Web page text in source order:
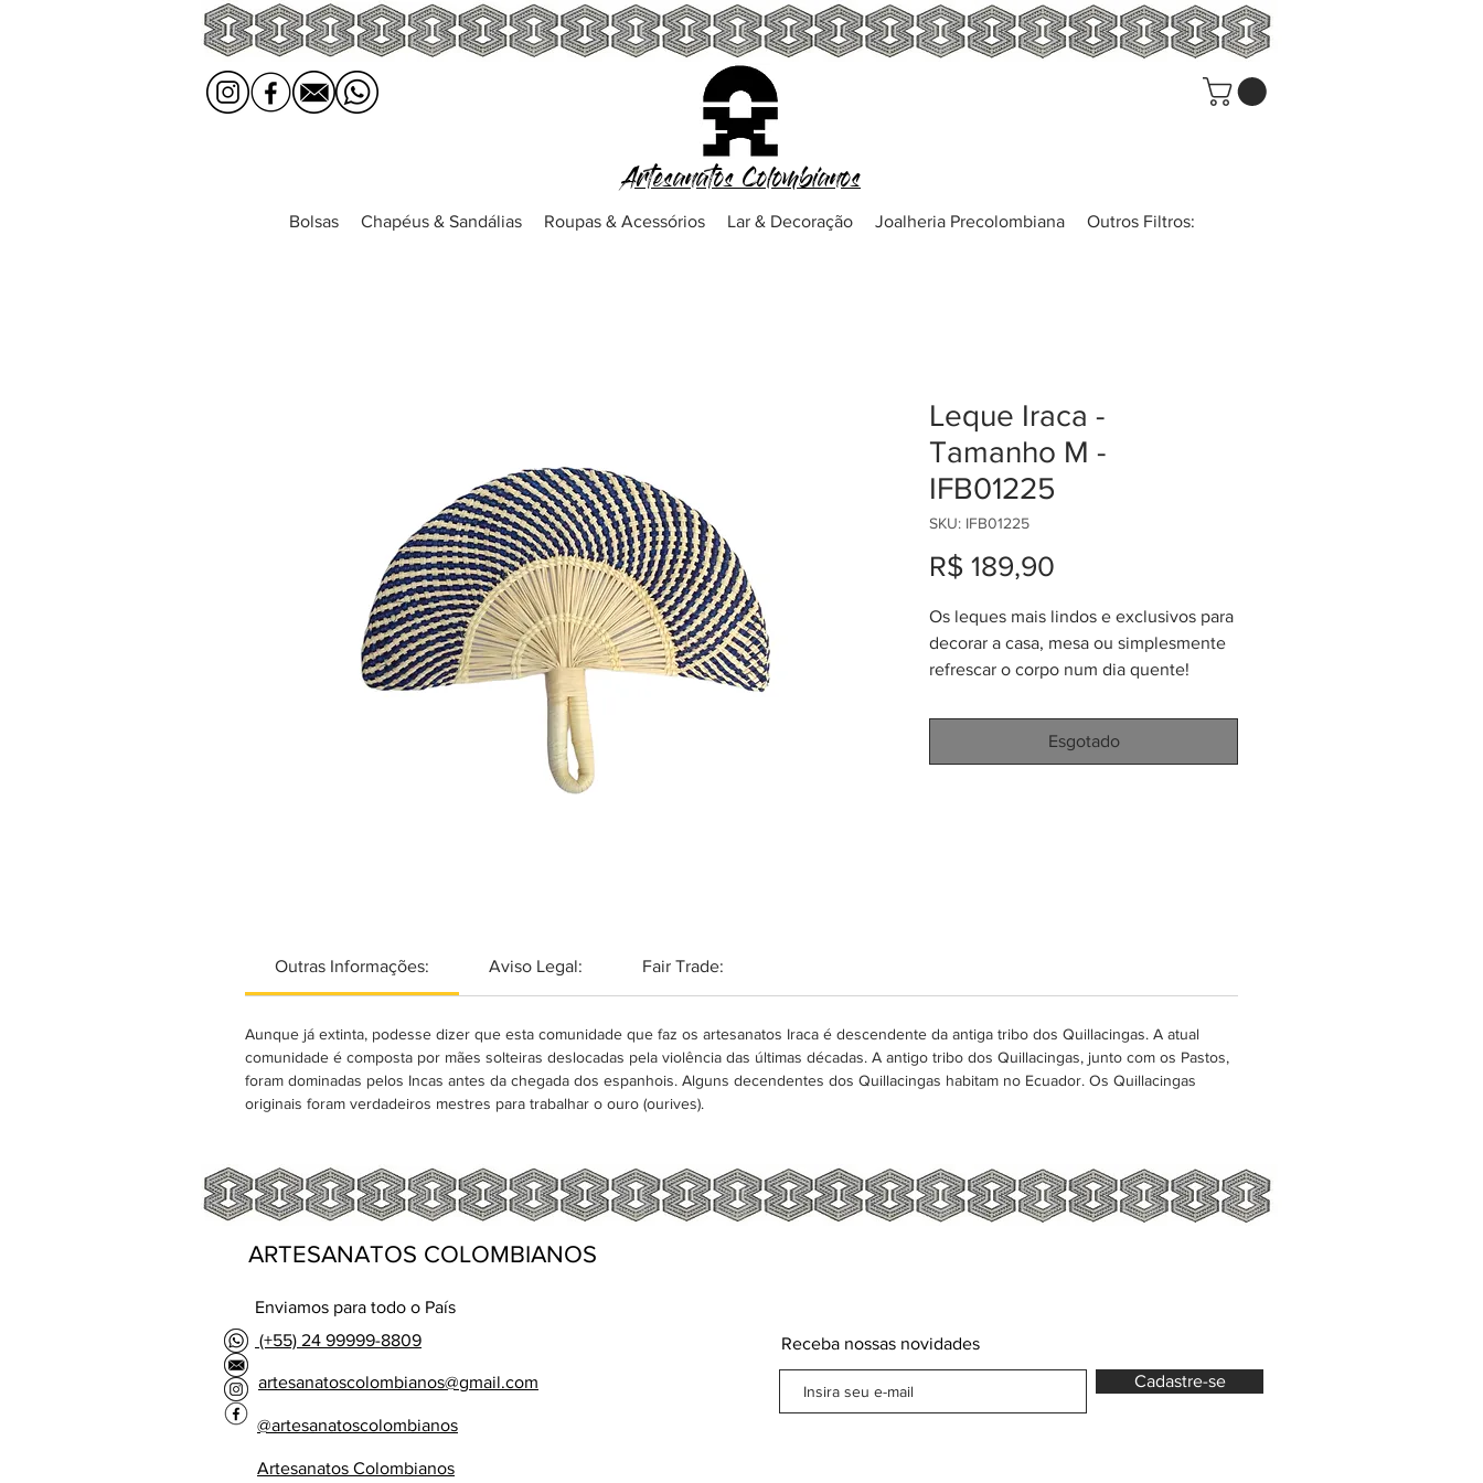
Artesanatos Colombianos
Bolsas Chapéus & Sandálias Roupas & Acessórios Lar & Decoração Joalheria Precolombiana Outros Filtros:
Leque Iraca -
Tamanho M -
IFB01225
SKU: IFB01225
R$ 189,90
Os leques mais lindos e exclusivos para
decorar a casa, mesa ou simplesmente
refrescar o corpo num dia quente!
em palma de iraca (Carludovica
Esgotado
Outras Informações: Aviso Legal: Fair Trade:
Aunque já extinta, podesse dizer que esta comunidade que faz os artesanatos Iraca é descendente da antiga tribo dos Quillacingas. A atual
comunidade é composta por mães solteiras deslocadas pela violência das últimas décadas. A antigo tribo dos Quillacingas, junto com os Pastos,
foram dominadas pelos Incas antes da chegada dos espanhois. Alguns decendentes dos Quillacingas habitam no Ecuador. Os Quillacingas
originais foram verdadeiros mestres para trabalhar o ouro (ourives).
ARTESANATOS COLOMBIANOS
Enviamos para todo o País
(+55) 24 99999-8809
artesanatoscolombianos@gmail.com
@artesanatoscolombianos
Artesanatos Colombianos
Receba nossas novidades
Cadastre-se